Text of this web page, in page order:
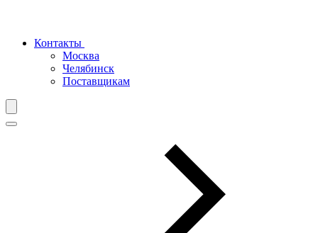
Контакты
Москва
Челябинск
Поставщикам